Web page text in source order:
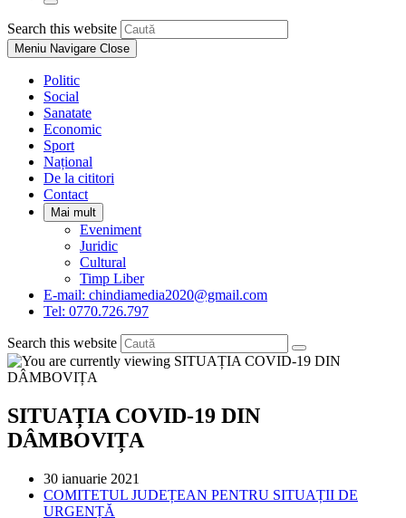
Toggle
website
search
Search this website
Escape
Meniu Navigare Close
Politic
Social
Sanatate
Economic
Sport
Național
De la cititori
Contact
Mai mult
Eveniment
Juridic
Cultural
Timp Liber
E-mail: chindiamedia2020@gmail.com
Tel: 0770.726.797
Search this website
SITUAȚIA COVID-19 DIN
DÂMBOVIȚA
Post
published:
30 ianuarie 2021
Post
category:
COMITETUL JUDEȚEAN PENTRU SITUAȚII DE
URGENȚĂ